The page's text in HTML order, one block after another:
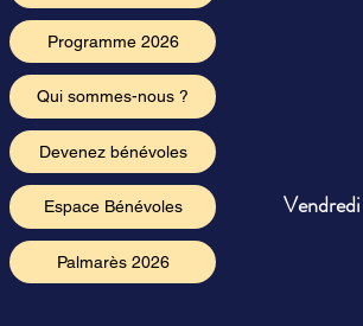
Programme 2026
Qui sommes-nous ?
Devenez bénévoles
Espace Bénévoles
Palmarès 2026